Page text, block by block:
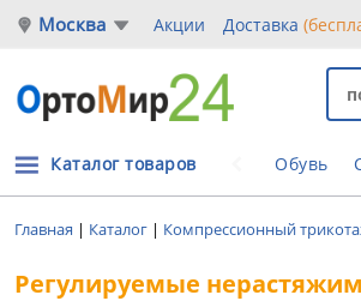
Москва Акции Доставка
Обувь
Каталог товаров
Главная | Каталог | Компрессионный
Регулируемые